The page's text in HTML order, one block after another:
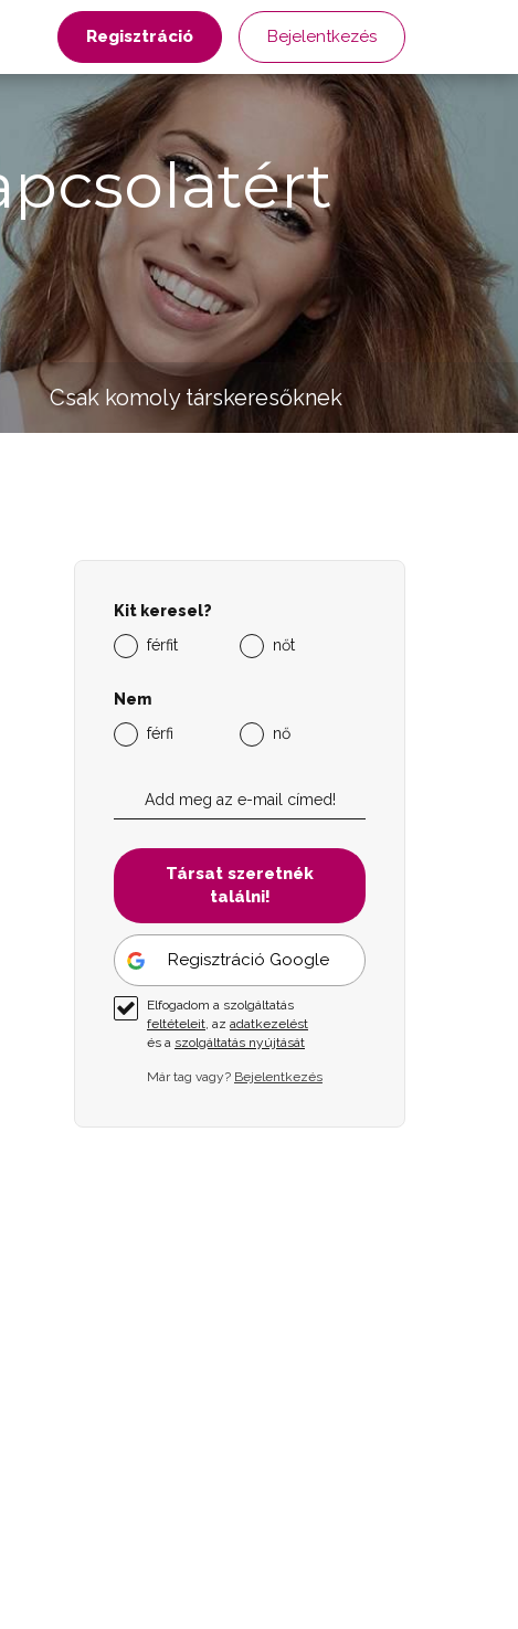
Regisztráció Bejelentkezés
Csak komoly társkeresőknek
Kit keresel?
férfit
nőt
Nem
férfi
nő
Társat szeretnék
találni!
Regisztráció Google
Elfogadom a szolgáltatás
feltételeit, az adatkezelést
és a szolgáltatás nyújtását
Már tag vagy? Bejelentkezés